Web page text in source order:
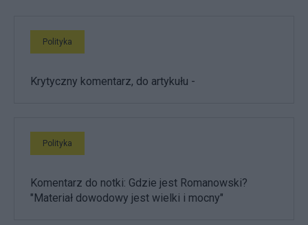
Polityka
Krytyczny komentarz, do artykułu -
Polityka
Komentarz do notki: Gdzie jest Romanowski?
"Materiał dowodowy jest wielki i mocny"